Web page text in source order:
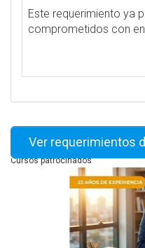
Este requerimiento ya
comprometidos con
Ver requerimientos
Cursos patrocinados